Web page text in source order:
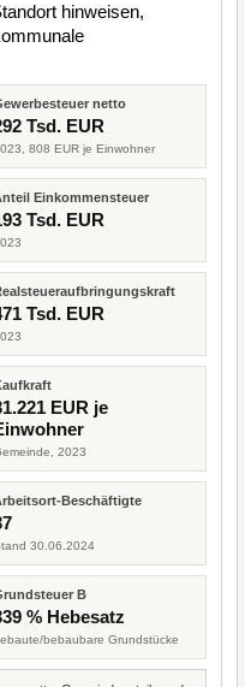
hinweisen,
netto
Tsd. EUR
808 EUR je Einwohner
Einkommensteuer
Tsd. EUR
Tsd. EUR
EUR je
2023
Beschäftigte
30.06.2024
B
% Hebesatz
bebaubare Grundstücke